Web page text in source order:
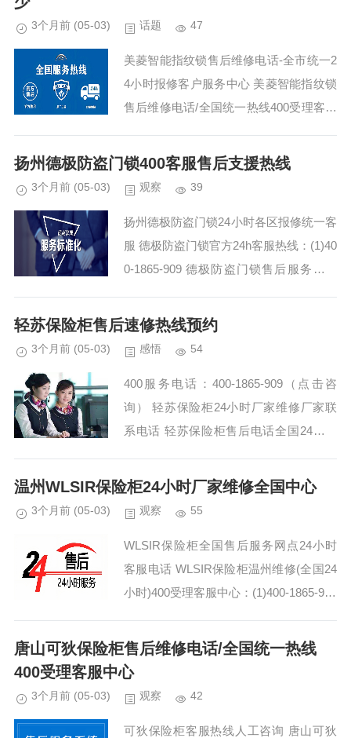
3个月前 (05-03) 话题 47
美菱智能指纹锁售后维修电话-全市统一2
4小时报修客户服务中心 美菱智能指纹锁
售后维修电话/全国统一热线400受理客服
（2）400-1865-909（点...
扬州德极防盗门锁400客服售后支援热线
3个月前 (05-03) 观察 39
扬州德极防盗门锁24小时各区报修统一客
服 德极防盗门锁官方24h客服热线：(1)40
0-1865-909 德极防盗门锁售后服务维修
德极防盗门锁售...
轻苏保险柜售后速修热线预约
3个月前 (05-03) 感悟 54
400服务电话：400-1865-909（点击咨
询） 轻苏保险柜24小时厂家维修厂家联
系电话 轻苏保险柜售后电话全国24小时
0-1865-909（点击咨...
温州WLSIR保险柜24小时厂家维修全国中心
3个月前 (05-03) 观察 55
WLSIR保险柜全国售后服务网点24小时
客服电话 WLSIR保险柜温州维修(全国24
小时)400受理客服中心：(1)400-1865-909
咨询） W...
唐山可狄保险柜售后维修电话/全国统一热线
400受理客服中心
3个月前 (05-03) 观察 42
可狄保险柜客服热线人工咨询 唐山可狄